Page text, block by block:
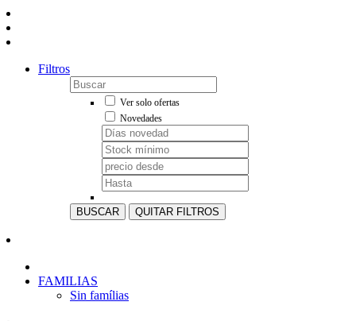
Filtros
Ver solo ofertas
Novedades
BUSCAR QUITAR FILTROS
FAMILIAS
Sin famílias